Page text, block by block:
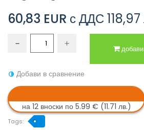
60,83 EUR с ДДС
Добави в сравнение
на 12 вноски по 5.99 € (11.71 лв.)
Tags: